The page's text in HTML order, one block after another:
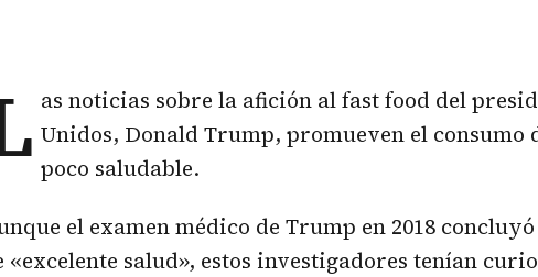
as noticias sobre la afición al fast food del
Unidos, Donald Trump, promueven el consumo
poco saludable.
el examen médico de Trump en 2018
«excelente salud», estos investigadores tenían